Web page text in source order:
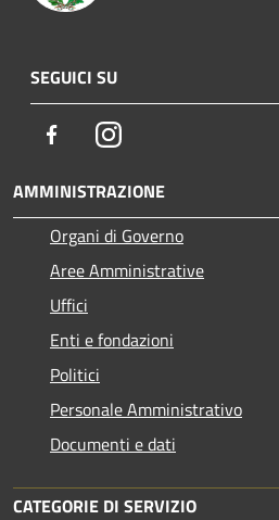
SEGUICI SU
FacebookInstagram
AMMINISTRAZIONE
Organi di Governo
Aree Amministrative
Uffici
Enti e fondazioni
Politici
Personale Amministrativo
Documenti e dati
CATEGORIE DI SERVIZIO